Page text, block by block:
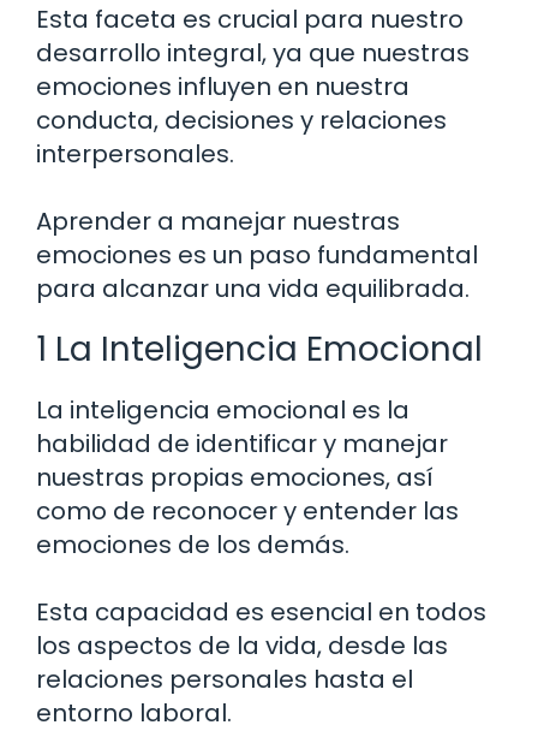
Esta faceta es crucial para nuestro
desarrollo integral, ya que nuestras
emociones influyen en nuestra
conducta, decisiones y relaciones
interpersonales.
Aprender a manejar nuestras
emociones es un paso fundamental
para alcanzar una vida equilibrada.
1 La Inteligencia Emocional
La inteligencia emocional es la
habilidad de identificar y manejar
nuestras propias emociones, así
como de reconocer y entender las
emociones de los demás.
Esta capacidad es esencial en todos
los aspectos de la vida, desde las
relaciones personales hasta el
entorno laboral.